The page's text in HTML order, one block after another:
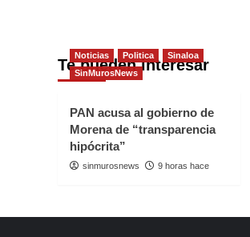
Te pueden interesar
Noticias Politica
Sinaloa
SinMurosNews
PAN acusa al gobierno de
Morena de “transparencia
hipócrita”
sinmurosnews 9 horas hace